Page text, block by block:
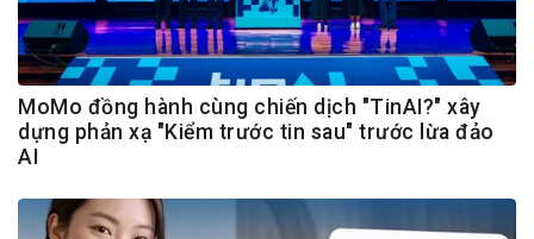
MoMo đồng hành cùng chiến dịch "TinAI?" xây
dựng phản xạ "Kiểm trước tin sau" trước lừa đảo
AI